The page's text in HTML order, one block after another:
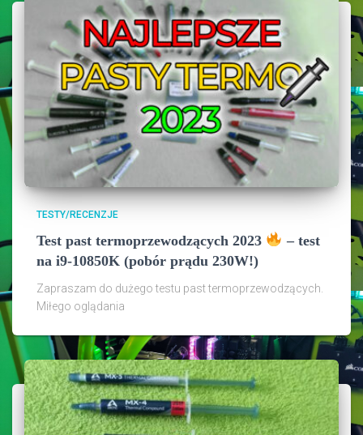
TESTY/RECENZJE
Test past termoprzewodzących 2023
– test
na i9-10850K (pobór prądu 230W!)
Zapraszam do dużego testu past termoprzewodzących.
Miłego oglądania